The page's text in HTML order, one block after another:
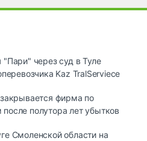
через суд в Туле
Kaz TralServiece
фирма по
полутора лет убытков
Смоленской области на